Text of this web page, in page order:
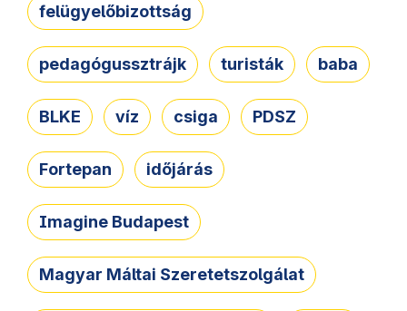
felügyelőbizottság
pedagógussztrájk turisták baba
BLKE víz csiga PDSZ
Fortepan időjárás
Imagine Budapest
Magyar Máltai Szeretetszolgálat